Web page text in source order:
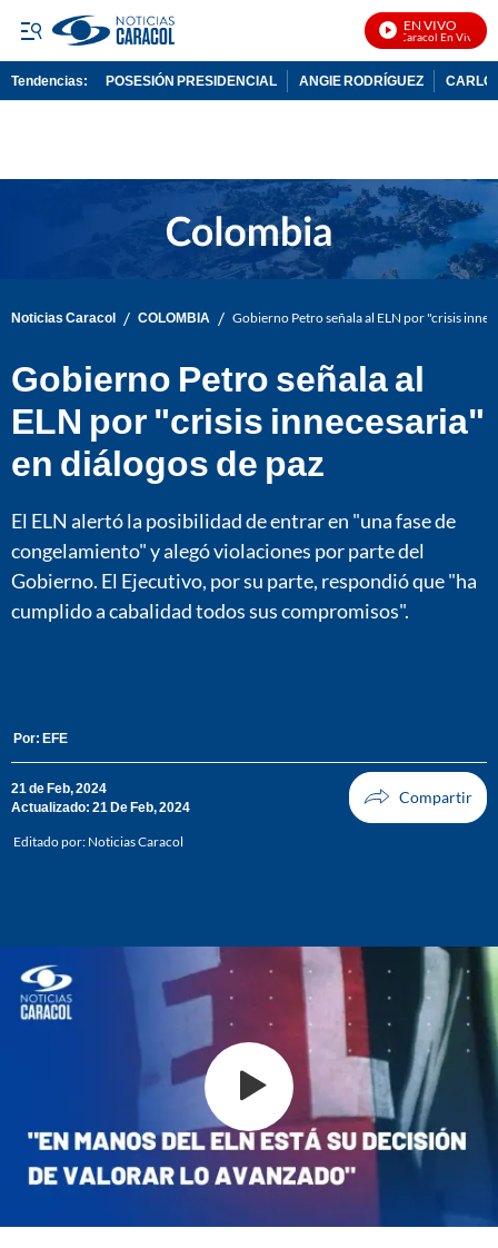
EN VIVO
Noticias Caracol En Vivo
Tendencias: POSESIÓN PRESIDENCIAL ANGIE RODRÍGUEZ
Noticias Caracol / COLOMBIA / Gobierno Petro señala al ELN por "crisis
Gobierno Petro señala al
ELN por "crisis innecesaria"
en diálogos de paz
El ELN alertó la posibilidad de entrar en "una fase de
congelamiento" y alegó violaciones por parte del
Gobierno. El Ejecutivo, por su parte, respondió que "ha
cumplido a cabalidad todos sus compromisos".
Por: EFE
21 de Feb, 2024
Actualizado: 21 De Feb, 2024
Editado por: Noticias Caracol